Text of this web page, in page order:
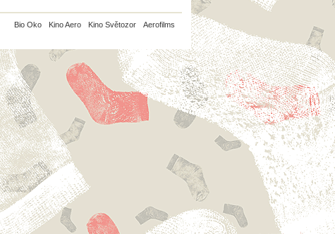
Bio Oko Kino Aero Kino Světozor Aerofilms